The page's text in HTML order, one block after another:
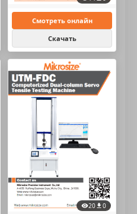
Смотреть онлайн
Скачать
20 0